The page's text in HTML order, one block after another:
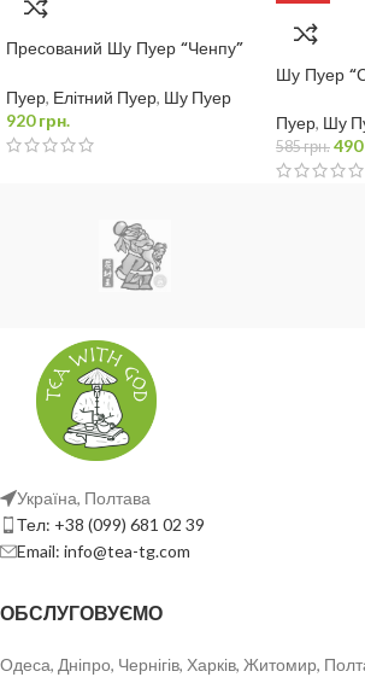
Настоювати
10 хв.
Заварювання проливом
чайник, тіпод, гайвань
15 сек*
7 проливів
Перед заварюванням треба промити
наступний пролив +15 сек.
Пресований Шу Пуер “Ченпу”
Пуер, Елітний Пуер, Шу Пуер
920грн.
Шу Пуер
Пуер, Шу
585грн. 490
Україна, Полтава
Тел: +38 (099) 681 02 39
Email: info@tea-tg.com
ОБСЛУГОВУЄМО
Одеса, Дніпро, Чернігів, Харків, Житомир,